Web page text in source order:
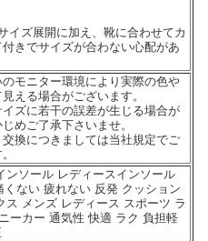
イズ展開に加え、靴に合わせてカ
きでサイズが合わない心配があ
モニター環境により実際の色や
える場合がございます。
ズに若干の誤差が生じる場合が
めご了承下さいませ。
換につきましては当社規定でご
ンソール レディースインソール
ない 疲れない 反発 クッション
ス メンズ レディース スポーツ ラ
ーカー 通気性 快適 ラク 負担軽